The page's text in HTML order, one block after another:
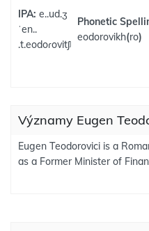
IPA: e..ud.ʒ
ˈen..
.t.eodoɾovitʃʲ
Phonetic
eodorovikh(ro)
Významy Eugen
Eugen Teodorovici is a
as a Former Minister of